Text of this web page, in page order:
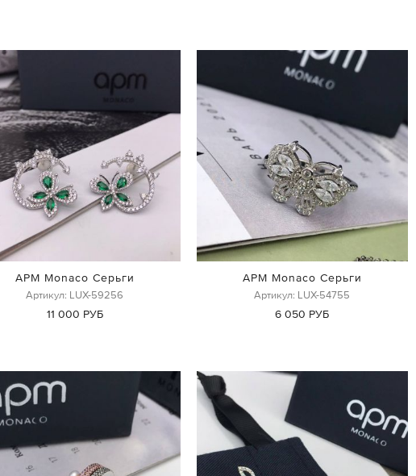
APM Monaco Серьги
Артикул: LUX-59256
11 000 РУБ
APM Monaco Серьги
Артикул: LUX-54755
6 050 РУБ